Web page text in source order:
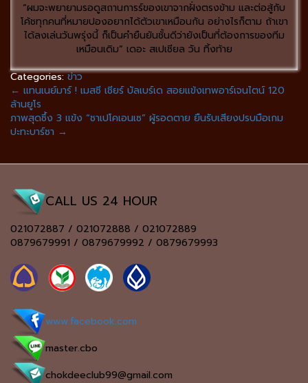
“ผมจะพยายามรอดูสถานการร์ของเขาจากฝั่งตรงข้าม และต่อสู้กับ
โค้ชทุกคนที่หมายปองอยากได้ตัวเขาเหมือนกัน อย่างไรก็ตาม ถ้าเขา
ได้ลงเล่นวันพรุ่งนี้ ก็เป็นคำยืนยันชั้นดีว่ายังเป็นที่ต้องการของทีม
เหมือนเดิม” เดอะ สเปเชียล วัน ทิ้งท้าย
Categories:ข่าว
← แทนเนย์มาร์ ! เมสซี เชียร์ บัลเบร์เด สอยแข้งเทพอาร์เจนไตน์ 120
ล้านยูโร
ภาพสุดซึ้ง 3 แข้ง “ชาเปโคเอนเซ” ผู้รอดตาย ยืนรับเสียงปรบมือเกม
ปะทะบาร์ซา →
CALL US 24 HOUR
021072887 / 021072888 / 021072889
0879679991 / 0879679992 / 0879679993
www.facebook.com
master.cbo
chokdeeclub99@gmail.com